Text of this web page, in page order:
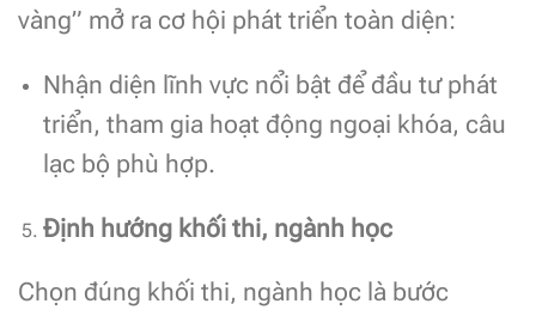
vàng” mở ra cơ hội phát triển toàn diện:
Nhận diện lĩnh vực nổi bật để đầu tư phát
triển, tham gia hoạt động ngoại khóa, câu
lạc bộ phù hợp.
Định hướng khối thi, ngành học
Chọn đúng khối thi, ngành học là bước